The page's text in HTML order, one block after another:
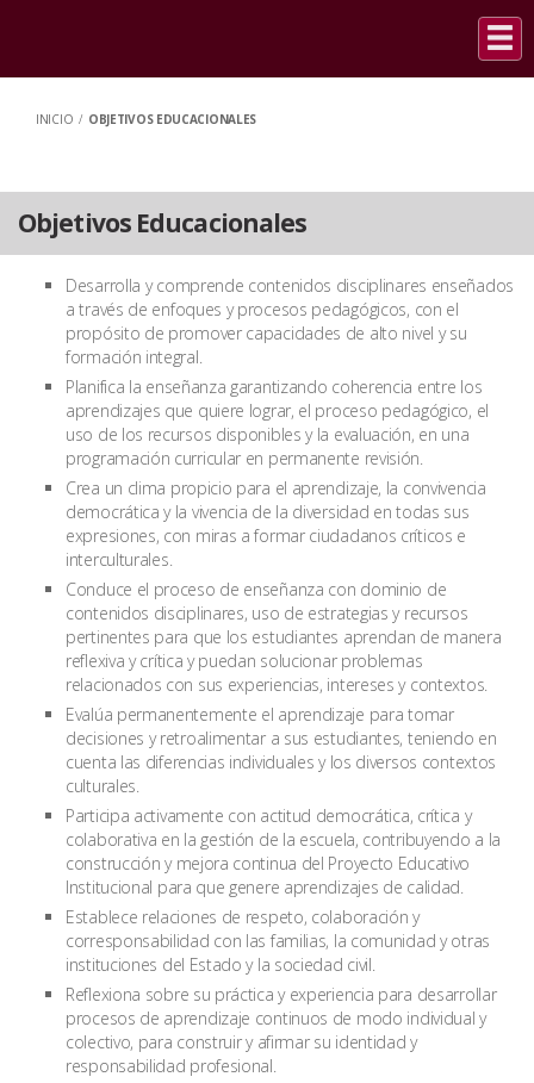
INICIO / OBJETIVOS EDUCACIONALES
Objetivos Educacionales
Desarrolla y comprende contenidos disciplinares enseñados
a través de enfoques y procesos pedagógicos, con el
propósito de promover capacidades de alto nivel y su
formación integral.
Planifica la enseñanza garantizando coherencia entre los
aprendizajes que quiere lograr, el proceso pedagógico, el
uso de los recursos disponibles y la evaluación, en una
programación curricular en permanente revisión.
Crea un clima propicio para el aprendizaje, la convivencia
democrática y la vivencia de la diversidad en todas sus
expresiones, con miras a formar ciudadanos críticos e
interculturales.
Conduce el proceso de enseñanza con dominio de
contenidos disciplinares, uso de estrategias y recursos
pertinentes para que los estudiantes aprendan de manera
reflexiva y crítica y puedan solucionar problemas
relacionados con sus experiencias, intereses y contextos.
Evalúa permanentemente el aprendizaje para tomar
decisiones y retroalimentar a sus estudiantes, teniendo en
cuenta las diferencias individuales y los diversos contextos
culturales.
Participa activamente con actitud democrática, crítica y
colaborativa en la gestión de la escuela, contribuyendo a la
construcción y mejora continua del Proyecto Educativo
Institucional para que genere aprendizajes de calidad.
Establece relaciones de respeto, colaboración y
corresponsabilidad con las familias, la comunidad y otras
instituciones del Estado y la sociedad civil.
Reflexiona sobre su práctica y experiencia para desarrollar
procesos de aprendizaje continuos de modo individual y
colectivo, para construir y afirmar su identidad y
responsabilidad profesional.